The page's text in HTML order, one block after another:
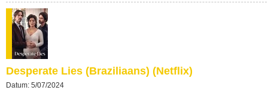
Desperate Lies (Braziliaans) (Netflix)
Datum: 5/07/2024